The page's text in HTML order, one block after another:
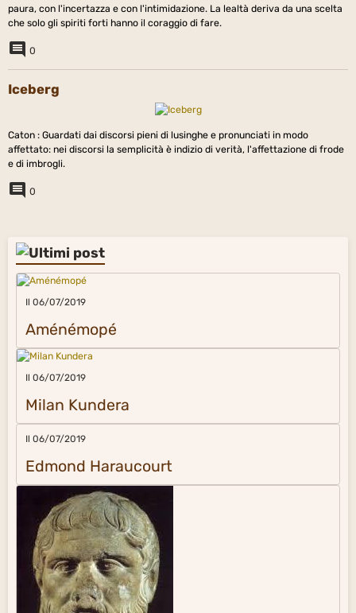
paura, con l'incertazza e con l'intimidazione. La lealtà deriva da una scelta
che solo gli spiriti forti hanno il coraggio di fare.
0
Iceberg
Caton : Guardati dai discorsi pieni di lusinghe e pronunciati in modo
affettato: nei discorsi la semplicità è indizio di verità, l'affettazione di frode
e di imbrogli.
0
Il 06/07/2019
Aménémopé
Il 06/07/2019
Milan Kundera
Il 06/07/2019
Edmond Haraucourt